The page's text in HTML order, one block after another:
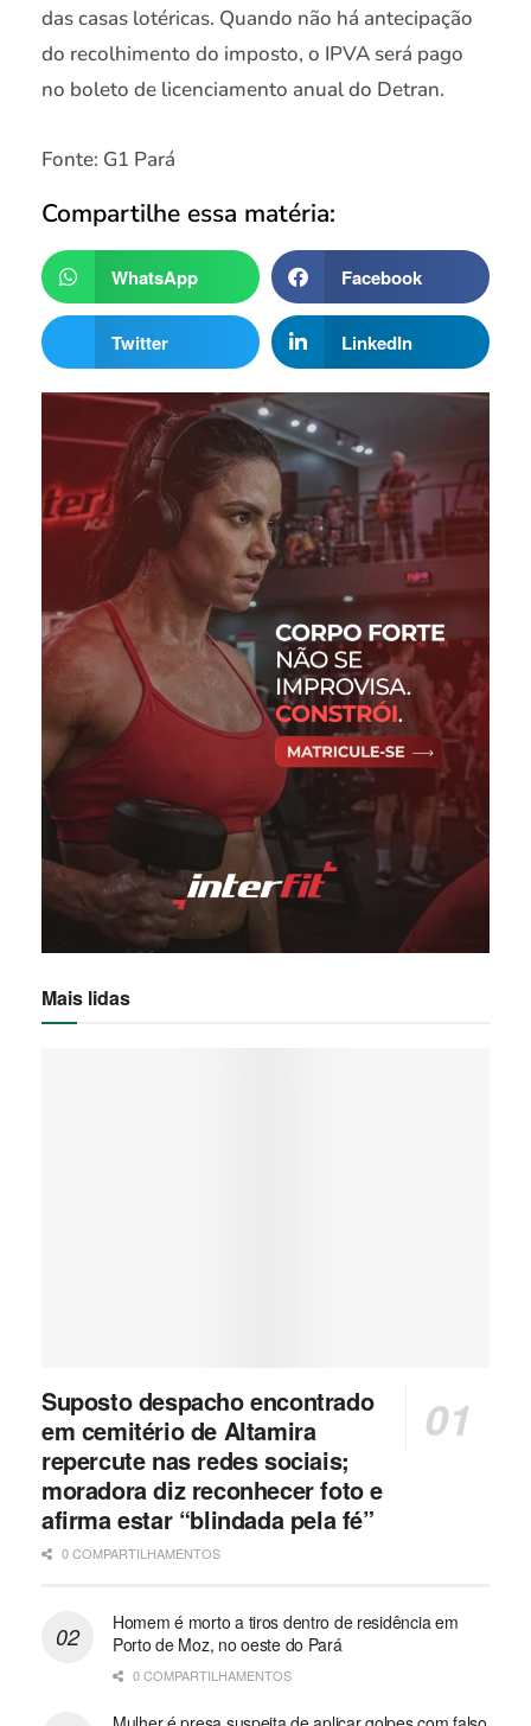
das casas lotéricas. Quando não há antecipação
do recolhimento do imposto, o IPVA será pago
no boleto de licenciamento anual do Detran.
Fonte: G1 Pará
Compartilhe essa matéria:
WhatsApp Facebook
Twitter LinkedIn
Mais lidas
Suposto despacho encontrado
em cemitério de Altamira
repercute nas redes sociais;
moradora diz reconhecer foto e
afirma estar “blindada pela fé”
0 COMPARTILHAMENTOS
Homem é morto a tiros dentro de residência em
Porto de Moz, no oeste do Pará
0 COMPARTILHAMENTOS